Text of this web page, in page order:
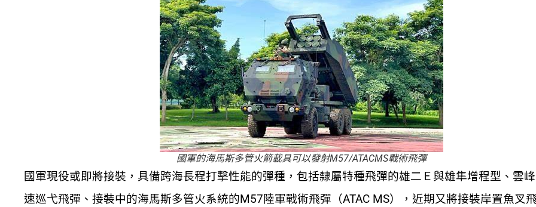
國軍的海馬斯多管火箭載具可以發射M57/ATACMS戰術飛彈
國軍現役或即將接裝，具備跨海長程打擊性能的彈種，包括隸屬特種飛彈的雄二Ｅ與雄隼增程型、雲
速巡弋飛彈、接裝中的海馬斯多管火系統的M57陸軍戰術飛彈（ATAC MS），近期又將接裝岸置魚叉